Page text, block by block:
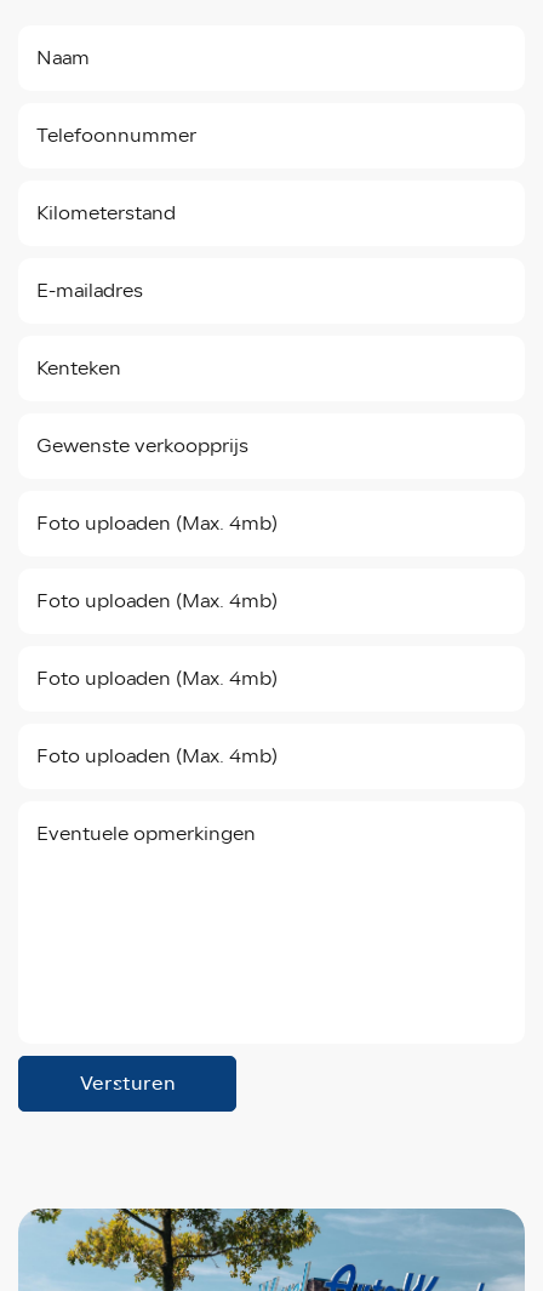
Foto uploaden (Max. 4mb)
Foto uploaden (Max. 4mb)
Foto uploaden (Max. 4mb)
Foto uploaden (Max. 4mb)
Versturen